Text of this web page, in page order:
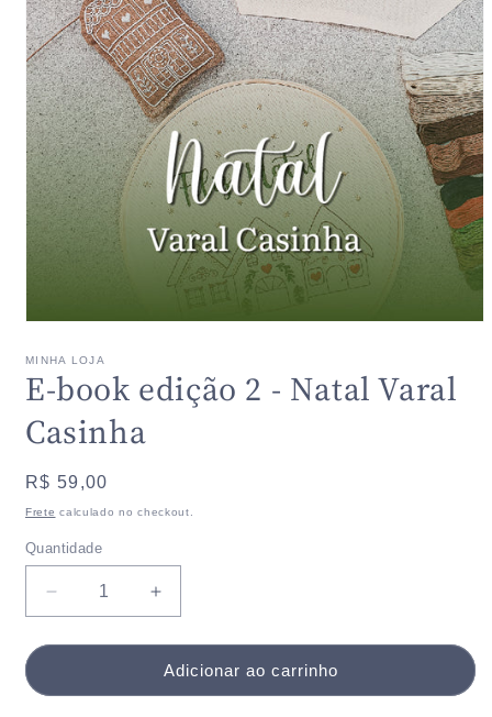
1
na
janela
MINHA LOJA
E-book edição 2 - Natal Varal
Casinha
Preço
normal
R$ 59,00
Frete calculado no checkout.
Quantidade
Quantidade
Diminuir
a
quantidade
E-
Aumentar
a
quantidade
de
E-
Adicionar ao carrinho